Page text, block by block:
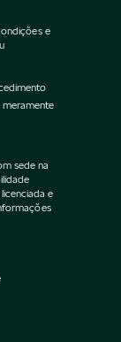
e
meramente
sede na
e